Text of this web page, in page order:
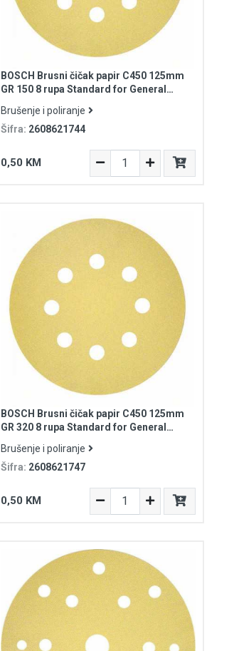
BOSCH Brusni čičak papir C450 125mm
GR 150 8 rupa Standard for General
Brušenje i poliranje
Šifra: 2608621744
0,50 KM
BOSCH Brusni čičak papir C450 125mm
GR 320 8 rupa Standard for General
Brušenje i poliranje
Šifra: 2608621747
0,50 KM